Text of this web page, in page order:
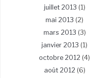
juillet 2013 (1)
mai 2013 (2)
mars 2013 (3)
janvier 2013 (1)
octobre 2012 (4)
août 2012 (6)